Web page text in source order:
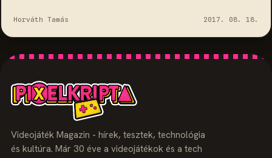
Horváth Tamás 2017. 08. 18.
Videojáték Magazin - hírek, tesztek, technológia
és kultúra. Már 30 éve a videojátékok és a tech